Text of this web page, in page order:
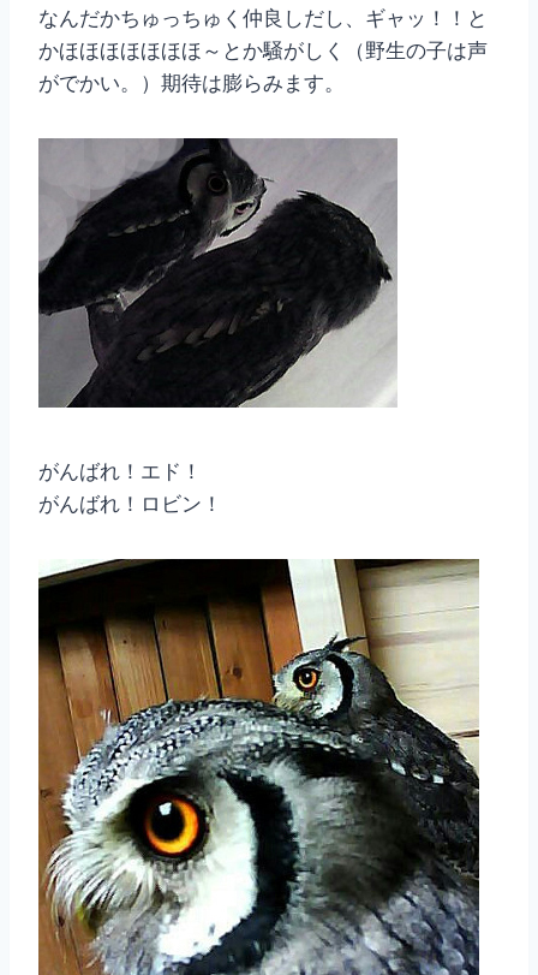
なんだかちゅっちゅく仲良しだし、ギャッ！！と
かほほほほほほほ～とか騒がしく（野生の子は声
がでかい。）期待は膨らみます。
がんばれ！エド！
がんばれ！ロビン！